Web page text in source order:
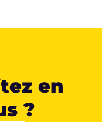
en
?